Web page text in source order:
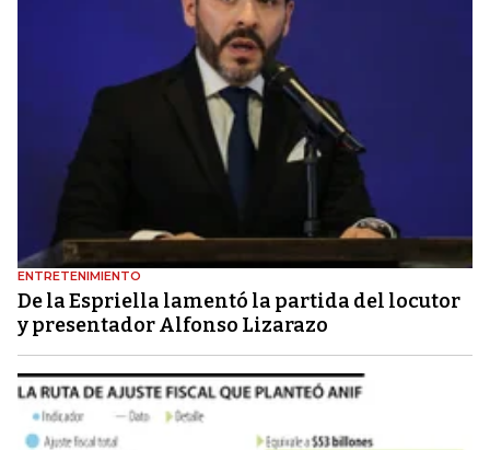
ENTRETENIMIENTO
De la Espriella lamentó la partida del locutor
y presentador Alfonso Lizarazo